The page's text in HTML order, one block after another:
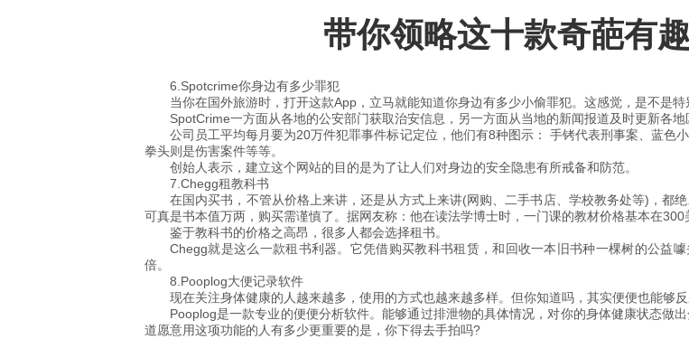
带你领略这十款奇葩有
6.Spotcrime你身边有多少罪犯
当你在国外旅游时，打开这款App，立马就能知道你身边有多少小偷罪犯。这感觉，是不是特
SpotCrime一方面从各地的公安部门获取治安信息，另一方面从当地的新闻报道及时更新各地
公司员工平均每月要为20万件犯罪事件标记定位，他们有8种图示： 手铐代表刑事案、蓝色
拳头则是伤害案件等等。
创始人表示，建立这个网站的目的是为了让人们对身边的安全隐患有所戒备和防范。
7.Chegg租教科书
在国内买书，不管从价格上来讲，还是从方式上来讲(网购、二手书店、学校教务处等)，都
可真是书本值万两，购买需谨慎了。据网友称：他在读法学博士时，一门课的教材价格基本在300
鉴于教科书的价格之高昂，很多人都会选择租书。
Chegg就是这么一款租书利器。它凭借购买教科书租赁，和回收一本旧书种一棵树的公益
倍。
8.Pooplog大便记录软件
现在关注身体健康的人越来越多，使用的方式也越来越多样。但你知道吗，其实便便也能够反
Pooplog是一款专业的便便分析软件。能够通过排泄物的具体情况，对你的身体健康状态做
道愿意用这项功能的人有多少更重要的是，你下得去手拍吗?